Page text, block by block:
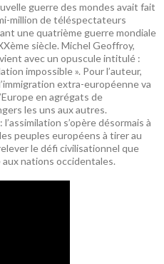
guerre des mondes avait fait
million de téléspectateurs
une quatrième guerre mondiale
siècle. Michel Geoffroy,
avec un opuscule intitulé :
impossible ». Pour l’auteur,
extra-européenne va
en agrégats de
les uns aux autres.
s’opère désormais à
peuples européens à tirer au
le défi civilisationnel que
nations occidentales.